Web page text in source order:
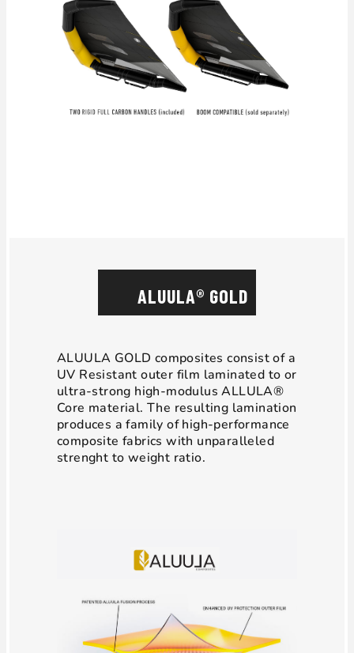
ALUULA® GOLD
ALUULA GOLD composites consist of a
UV Resistant outer film laminated to or
ultra-strong high-modulus ALLULA®
Core material. The resulting lamination
produces a family of high-performance
composite fabrics with unparalleled
strenght to weight ratio.